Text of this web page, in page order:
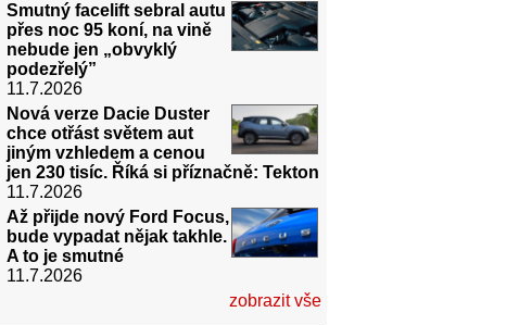
Smutný facelift sebral autu
přes noc 95 koní, na vině
nebude jen „obvyklý
podezřelý”
11.7.2026
Nová verze Dacie Duster
chce otřást světem aut
jiným vzhledem a cenou
jen 230 tisíc. Říká si příznačně: Tekton
11.7.2026
Až přijde nový Ford Focus,
bude vypadat nějak takhle.
A to je smutné
11.7.2026
zobrazit vše